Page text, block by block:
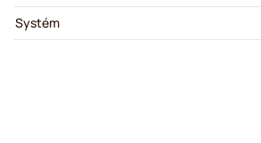
Systém